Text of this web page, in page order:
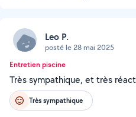
Leo P.
posté le 28 mai 2025
Entretien piscine
Très sympathique, et très
Très sympathique